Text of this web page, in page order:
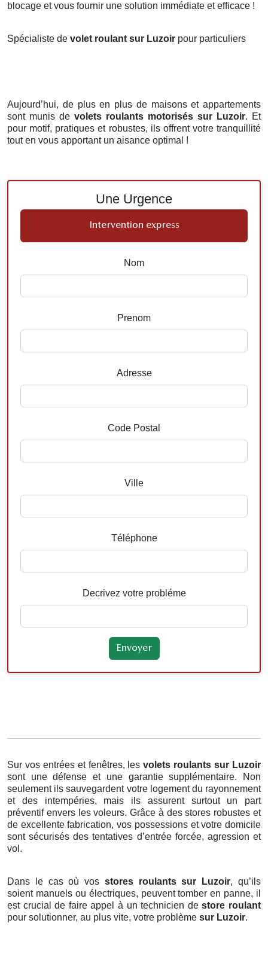
blocage et vous fournir une solution immédiate et efficace !
Spécialiste de volet roulant sur Luzoir pour particuliers
Aujourd’hui, de plus en plus de maisons et appartements
sont munis de volets roulants motorisés sur Luzoir. Et
pour motif, pratiques et robustes, ils offrent votre tranquillité
tout en vous apportant un aisance optimal !
Une Urgence
Intervention express
Nom
Prenom
Adresse
Code Postal
Ville
Téléphone
Decrivez votre probléme
Sur vos entrées et fenêtres, lesvolets roulants sur Luzoir
sont une défense et une garantie supplémentaire. Non
seulement ils sauvegardent votre logement du rayonnement
et des intempéries, mais ils assurent surtout un part
préventif envers les voleurs. Grâce à des stores robustes et
de excellente fabrication, vos possessions et votre domicile
sont sécurisés des tentatives d’entrée forcée, agression et
vol.
Dans le cas où vos stores roulants sur Luzoir, qu’ils
soient manuels ou électriques, peuvent tomber en panne, il
est crucial de faire appel à un technicien destore roulant
pour solutionner, au plus vite, votre problème sur Luzoir.